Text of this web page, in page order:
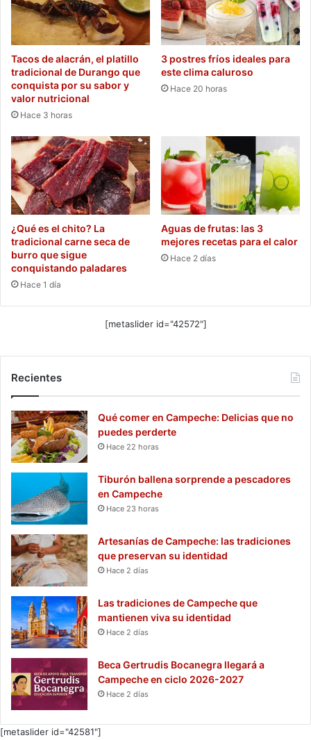
Tacos de alacrán, el platillo
tradicional de Durango que
conquista por su sabor y
valor nutricional
Hace 3 horas
3 postres fríos ideales para
este clima caluroso
Hace 20 horas
¿Qué es el chito? La
tradicional carne seca de
burro que sigue
conquistando paladares
Hace 1 día
Aguas de frutas: las 3
mejores recetas para el calor
Hace 2 días
[metaslider id="42572"]
Recientes
Qué comer en Campeche: Delicias que no
puedes perderte
Hace 22 horas
Tiburón ballena sorprende a pescadores
en Campeche
Hace 23 horas
Artesanías de Campeche: las tradiciones
que preservan su identidad
Hace 2 días
Las tradiciones de Campeche que
mantienen viva su identidad
Hace 2 días
Beca Gertrudis Bocanegra llegará a
Campeche en ciclo 2026-2027
Hace 2 días
[metaslider id="42581"]